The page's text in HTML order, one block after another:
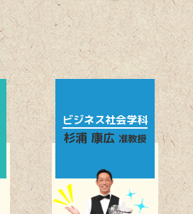
ビジネス社会学科
杉浦 康広 准教授